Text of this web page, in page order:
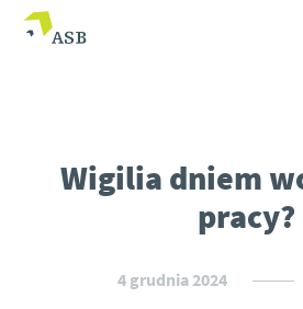
Wigilia dniem
pracy?
4 grudnia 2024